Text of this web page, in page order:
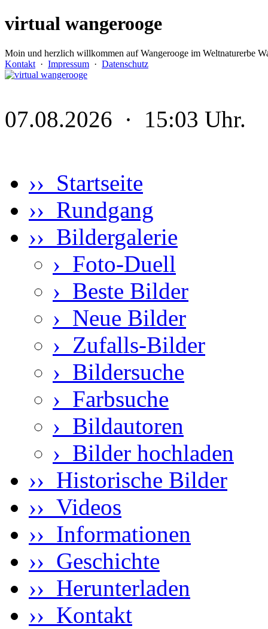
virtual wangerooge
Moin und herzlich willkommen auf Wangerooge im Weltnaturerbe
Kontakt · Impressum · Datenschutz
07.08.2026 · 15:03 Uhr.
›› Startseite
›› Rundgang
›› Bildergalerie
› Foto-Duell
› Beste Bilder
› Neue Bilder
› Zufalls-Bilder
› Bildersuche
› Farbsuche
› Bildautoren
› Bilder hochladen
›› Historische Bilder
›› Videos
›› Informationen
›› Geschichte
›› Herunterladen
›› Kontakt